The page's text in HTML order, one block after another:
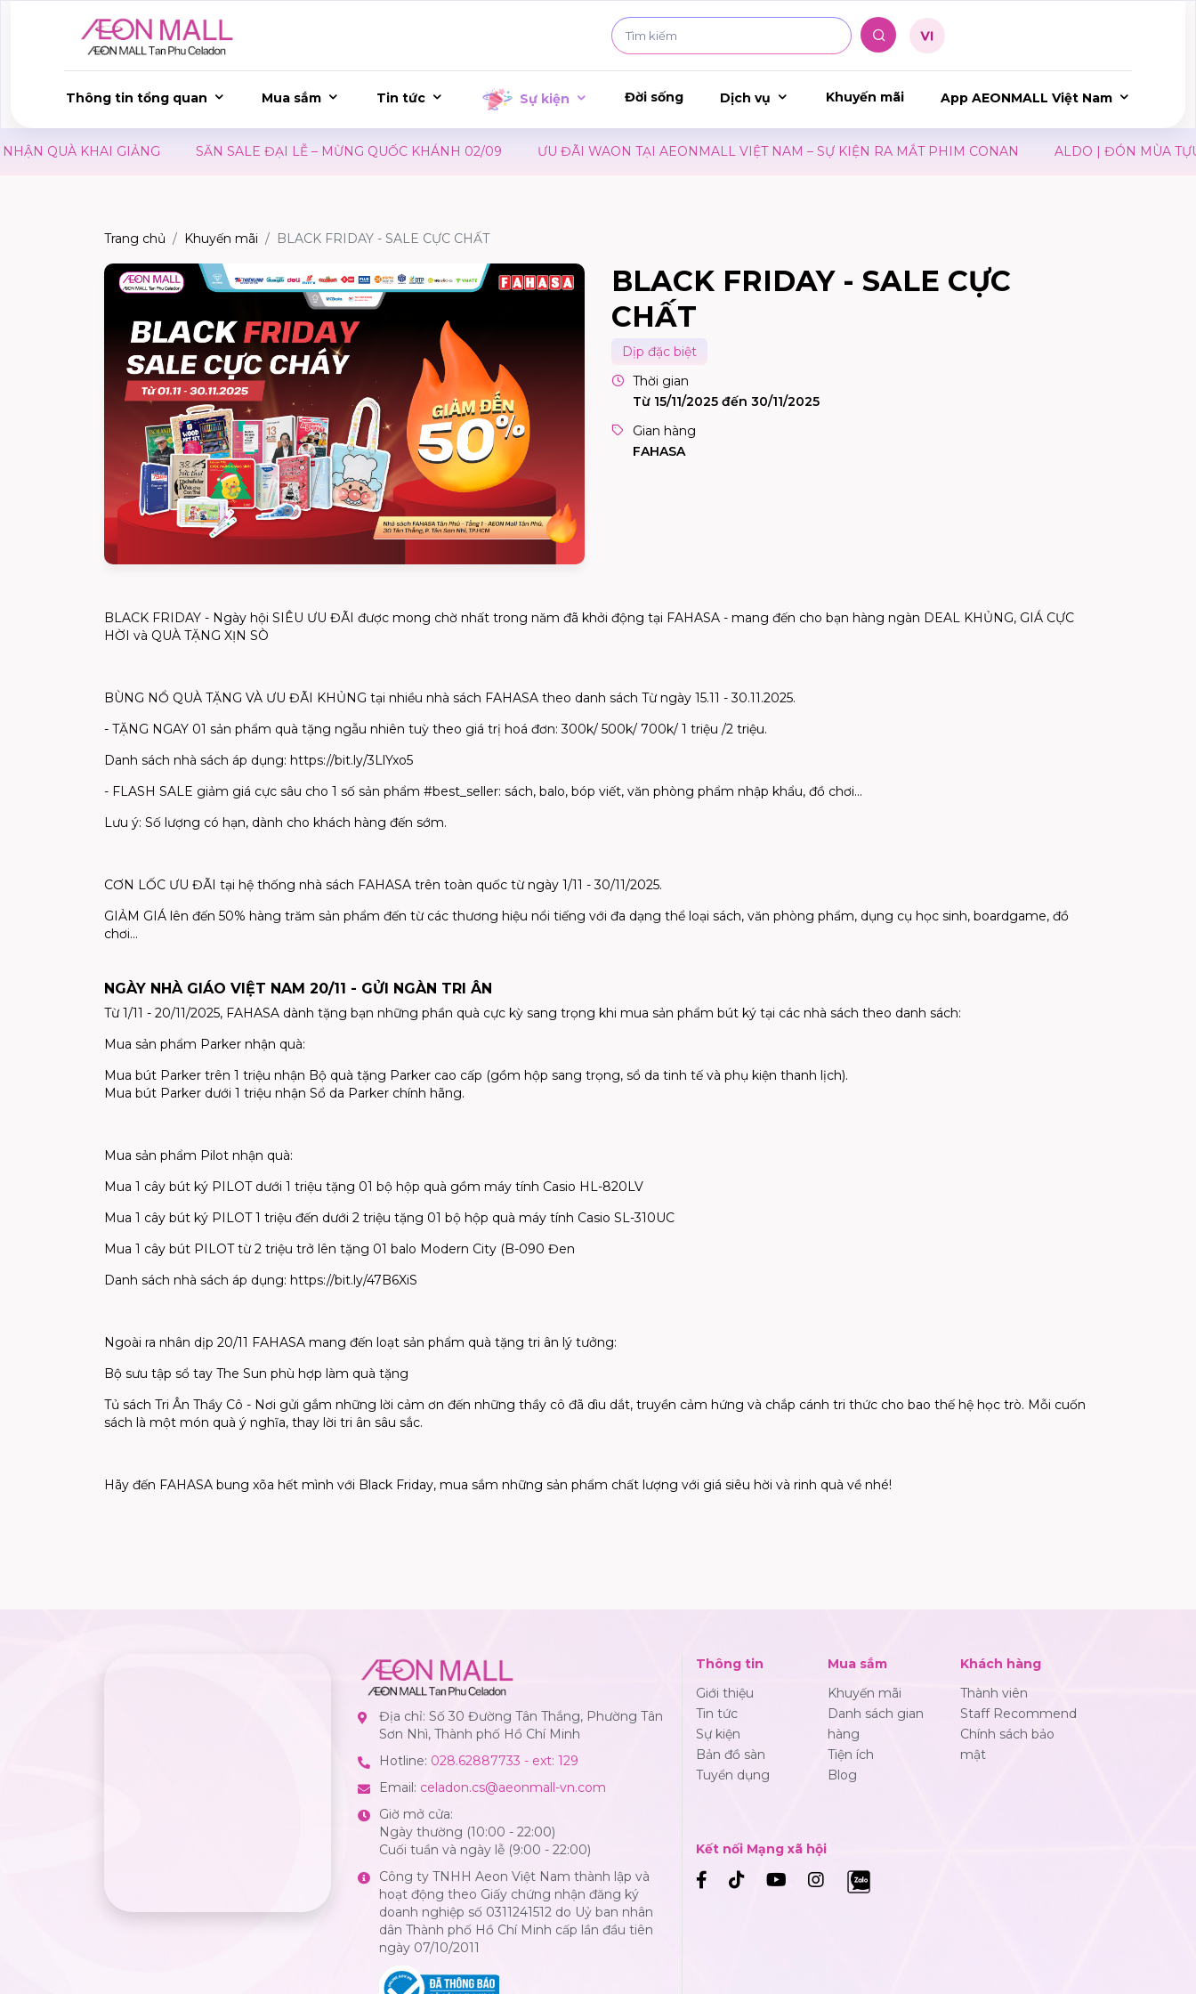
Thông tin tổng quan Mua sắm Tin tức Sự kiện Đời sống Dịch vụ Khuyến mãi App AEONMALL Việt Nam
QUÀ KHAI GIẢNG SĂN SALE ĐẠI LỄ – MỪNG QUỐC KHÁNH 02/09 ƯU ĐÃI WAON TẠI AEONMALL VIỆT NAM – SỰ KIỆN RA MẮT PHIM CONAN ALDO | ĐÓN MÙA TỰU
Trang chủ Khuyến mãi BLACK FRIDAY - SALE CỰC CHẤT
BLACK FRIDAY - SALE CỰC
CHẤT
Dịp đặc biệt
Thời gian
Từ 15/11/2025 đến 30/11/2025
Gian hàng
FAHASA
BLACK FRIDAY - Ngày hội SIÊU ƯU ĐÃI được mong chờ nhất trong năm đã khởi động tại FAHASA - mang đến cho bạn hàng ngàn DEAL KHỦNG, GIÁ CỰC
HỜI và QUÀ TẶNG XỊN SÒ
BÙNG NỔ QUÀ TẶNG VÀ ƯU ĐÃI KHỦNG tại nhiều nhà sách FAHASA theo danh sách Từ ngày 15.11 - 30.11.2025.
- TẶNG NGAY 01 sản phẩm quà tặng ngẫu nhiên tuỳ theo giá trị hoá đơn: 300k/ 500k/ 700k/ 1 triệu /2 triệu.
Danh sách nhà sách áp dụng: https://bit.ly/3LlYxo5
- FLASH SALE giảm giá cực sâu cho 1 số sản phẩm #best_seller: sách, balo, bóp viết, văn phòng phẩm nhập khẩu, đồ chơi…
Lưu ý: Số lượng có hạn, dành cho khách hàng đến sớm.
CƠN LỐC ƯU ĐÃI tại hệ thống nhà sách FAHASA trên toàn quốc từ ngày 1/11 - 30/11/2025.
GIẢM GIÁ lên đến 50% hàng trăm sản phẩm đến từ các thương hiệu nổi tiếng với đa dạng thể loại sách, văn phòng phẩm, dụng cụ học sinh, boardgame, đồ
chơi…
NGÀY NHÀ GIÁO VIỆT NAM 20/11 - GỬI NGÀN TRI ÂN
Từ 1/11 - 20/11/2025, FAHASA dành tặng bạn những phần quà cực kỳ sang trọng khi mua sản phẩm bút ký tại các nhà sách theo danh sách:
Mua sản phẩm Parker nhận quà:
Mua bút Parker trên 1 triệu nhận Bộ quà tặng Parker cao cấp (gồm hộp sang trọng, sổ da tinh tế và phụ kiện thanh lịch).
Mua bút Parker dưới 1 triệu nhận Sổ da Parker chính hãng.
Mua sản phẩm Pilot nhận quà:
Mua 1 cây bút ký PILOT dưới 1 triệu tặng 01 bộ hộp quà gồm máy tính Casio HL-820LV
Mua 1 cây bút ký PILOT 1 triệu đến dưới 2 triệu tặng 01 bộ hộp quà máy tính Casio SL-310UC
Mua 1 cây bút PILOT từ 2 triệu trở lên tặng 01 balo Modern City (B-090 Đen
Danh sách nhà sách áp dụng: https://bit.ly/47B6XiS
Ngoài ra nhân dịp 20/11 FAHASA mang đến loạt sản phẩm quà tặng tri ân lý tưởng:
Bộ sưu tập sổ tay The Sun phù hợp làm quà tặng
Tủ sách Tri Ân Thầy Cô - Nơi gửi gắm những lời cảm ơn đến những thầy cô đã dìu dắt, truyền cảm hứng và chắp cánh tri thức cho bao thế hệ học trò. Mỗi cuốn
sách là một món quà ý nghĩa, thay lời tri ân sâu sắc.
Hãy đến FAHASA bung xõa hết mình với Black Friday, mua sắm những sản phẩm chất lượng với giá siêu hời và rinh quà về nhé!
Địa chỉ: Số 30 Đường Tân Thắng, Phường Tân
Sơn Nhì, Thành phố Hồ Chí Minh
Hotline: 028.62887733 - ext: 129
Email: celadon.cs@aeonmall-vn.com
Giờ mở cửa:
Ngày thường (10:00 - 22:00)
Cuối tuần và ngày lễ (9:00 - 22:00)
Công ty TNHH Aeon Việt Nam thành lập và
hoạt động theo Giấy chứng nhận đăng ký
doanh nghiệp số 0311241512 do Uỷ ban nhân
dân Thành phố Hồ Chí Minh cấp lần đầu tiên
ngày 07/10/2011
Thông tin
Giới thiệu
Tin tức
Sự kiện
Bản đồ sàn
Tuyển dụng
Mua sắm
Khuyến mãi
Danh sách gian
hàng
Tiện ích
Blog
Khách hàng
Thành viên
Staff Recommend
Chính sách bảo
mật
Kết nối Mạng xã hội